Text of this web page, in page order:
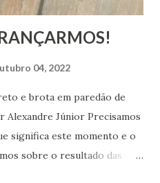
04, 2022
e brota em paredão de
Júnior Precisamos
significa este momento e o
sobre o resultado das